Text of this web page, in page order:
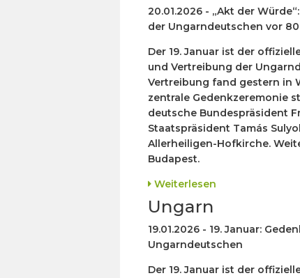
20.01.2026 - „Akt der
der Ungarndeutschen vor
Der 19. Januar ist der
und Vertreibung der
Vertreibung fand gestern in
zentrale Gedenkzeremonie
deutsche Bundespräsident
Staatspräsident Tamás
Allerheiligen-Hofkirche.
Budapest.
Weiterlesen
Ungarn
19.01.2026 - 19. Januar:
Ungarndeutschen
Der 19. Januar ist der